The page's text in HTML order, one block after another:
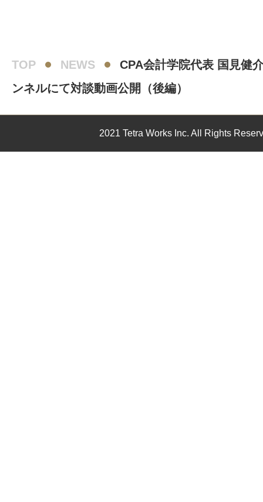
TOP NEWS
CPA会計学院代表 国見健
ンネルにて対談動画公開（後編）
2021 Tetra Works Inc. All Rights